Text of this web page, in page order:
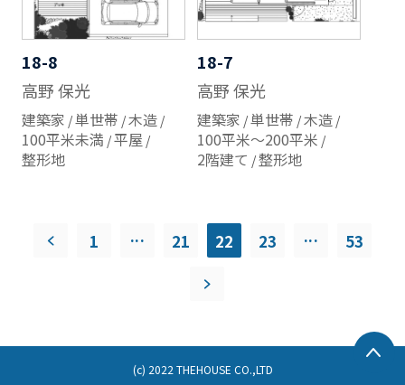
18-8
高野 保光
建築家 単世帯 木造
100平米未満 平屋
整形地
18-7
高野 保光
建築家 単世帯 木造
100平米～200平米
2階建て 整形地
1 ... 21 22 23 ... 53
(c) 2022 THEHOUSE CO.,LTD